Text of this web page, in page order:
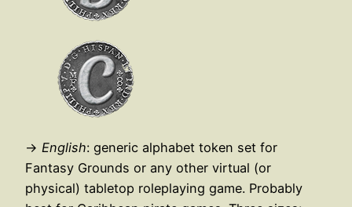
→ English: generic alphabet token set for
Fantasy Grounds or any other virtual (or
physical) tabletop roleplaying game. Probably